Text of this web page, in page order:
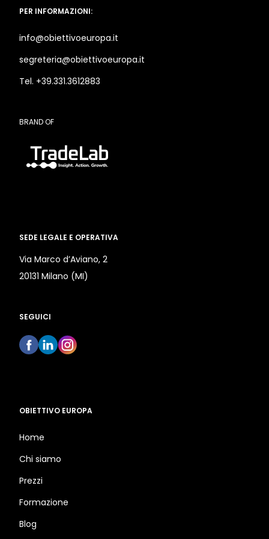
PER INFORMAZIONI:
info@obiettivoeuropa.it
segreteria@obiettivoeuropa.it
Tel. +39.331.3612883
BRAND OF
SEDE LEGALE E OPERATIVA
Via Marco d’Aviano, 2
20131 Milano (MI)
SEGUICI
OBIETTIVO EUROPA
Home
Chi siamo
Prezzi
Formazione
Blog